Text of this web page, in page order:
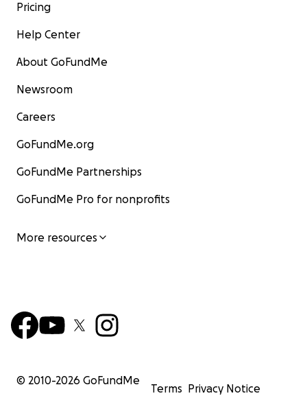
Pricing
Help Center
About GoFundMe
Newsroom
Careers
GoFundMe.org
GoFundMe Partnerships
GoFundMe Pro for nonprofits
More resources
© 2010-2026 GoFundMe
Terms Privacy Notice